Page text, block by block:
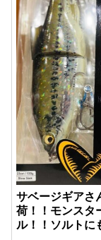
サベージギアさ
荷！！モンスタ
ル！！ソルトに